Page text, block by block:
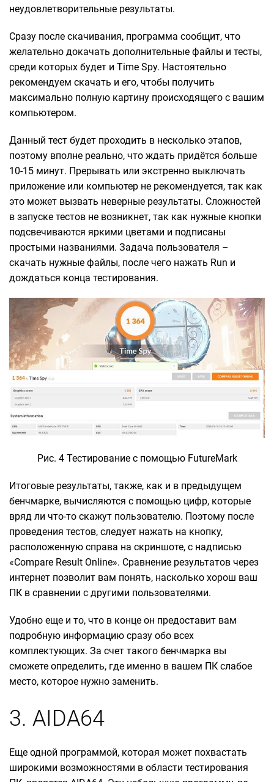
неудовлетворительные результаты.
Сразу после скачивания, программа сообщит, что
желательно докачать дополнительные файлы и тесты,
среди которых будет и Time Spy. Настоятельно
рекомендуем скачать и его, чтобы получить
максимально полную картину происходящего с вашим
компьютером.
Данный тест будет проходить в несколько этапов,
поэтому вполне реально, что ждать придётся больше
10-15 минут. Прерывать или экстренно выключать
приложение или компьютер не рекомендуется, так как
это может вызвать неверные результаты. Сложностей
в запуске тестов не возникнет, так как нужные кнопки
подсвечиваются яркими цветами и подписаны
простыми названиями. Задача пользователя –
скачать нужные файлы, после чего нажать Run и
дождаться конца тестирования.
Рис. 4 Тестирование с помощью FutureMark
Итоговые результаты, также, как и в предыдущем
бенчмарке, вычисляются с помощью цифр, которые
вряд ли что-то скажут пользователю. Поэтому после
проведения тестов, следует нажать на кнопку,
расположенную справа на скриншоте, с надписью
«Compare Result Online». Сравнение результатов через
интернет позволит вам понять, насколько хорош ваш
ПК в сравнении с другими пользователями.
Удобно еще и то, что в конце он предоставит вам
подробную информацию сразу обо всех
комплектующих. За счет такого бенчмарка вы
сможете определить, где именно в вашем ПК слабое
место, которое нужно заменить.
3. AIDA64
Еще одной программой, которая может похвастать
широкими возможностями в области тестирования